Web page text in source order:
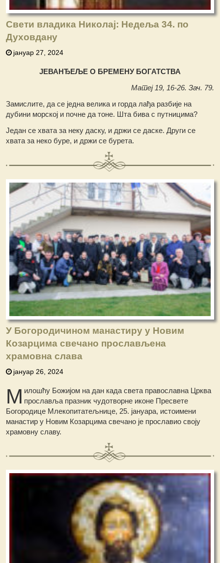
Свети владика Николај: Недеља 34. по
Духовдану
јануар 27, 2024
ЈЕВАНЂЕЉЕ О БРЕМЕНУ БОГАТСТВА
Матеј 19, 16-26. Зач. 79.
Замислите, да се једна велика и горда лађа разбије на
дубини морској и почне да тоне. Шта бива с путницима?
Један се хвата за неку даску, и држи се даске. Други се
хвата за неко буре, и држи се бурета.
У Богородичином манастиру у Новим
Козарцима свечано прослављена
храмовна слава
јануар 26, 2024
М илошћу Божијом на дан када света православна Црква
прославља празник чудотворне иконе Пресвете
Богородице Млекопитатељнице, 25. јануара, истоимени
манастир у Новим Козарцима свечано је прославио своју
храмовну славу.